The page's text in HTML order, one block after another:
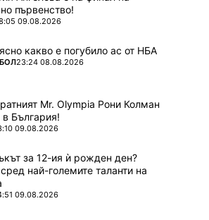
първенство!
ОТ 09.08.2026
какво е погубило ас от НБА
ОТ 23:24 08.08.2026
Mr. Olympia Рони Колман
в България!
ОТ 09.08.2026
за 12-ия ѝ рожден ден?
най-големите таланти на
ОТ 09.08.2026